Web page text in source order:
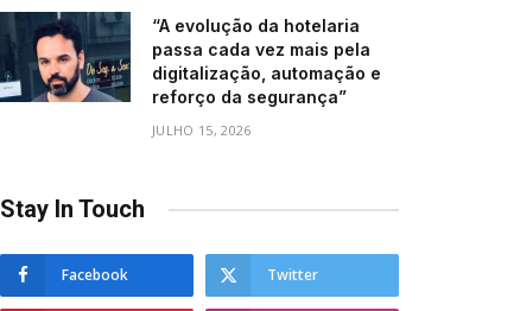
“A evolução da hotelaria
passa cada vez mais pela
digitalização, automação e
reforço da segurança”
JULHO 15, 2026
Stay In Touch
Facebook Twitter